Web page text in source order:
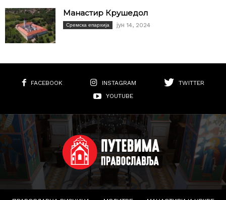
Манастир Крушедол
Сремска епархија јун 14, 2024
FACEBOOK INSTAGRAM
TWITTER
YOUTUBE